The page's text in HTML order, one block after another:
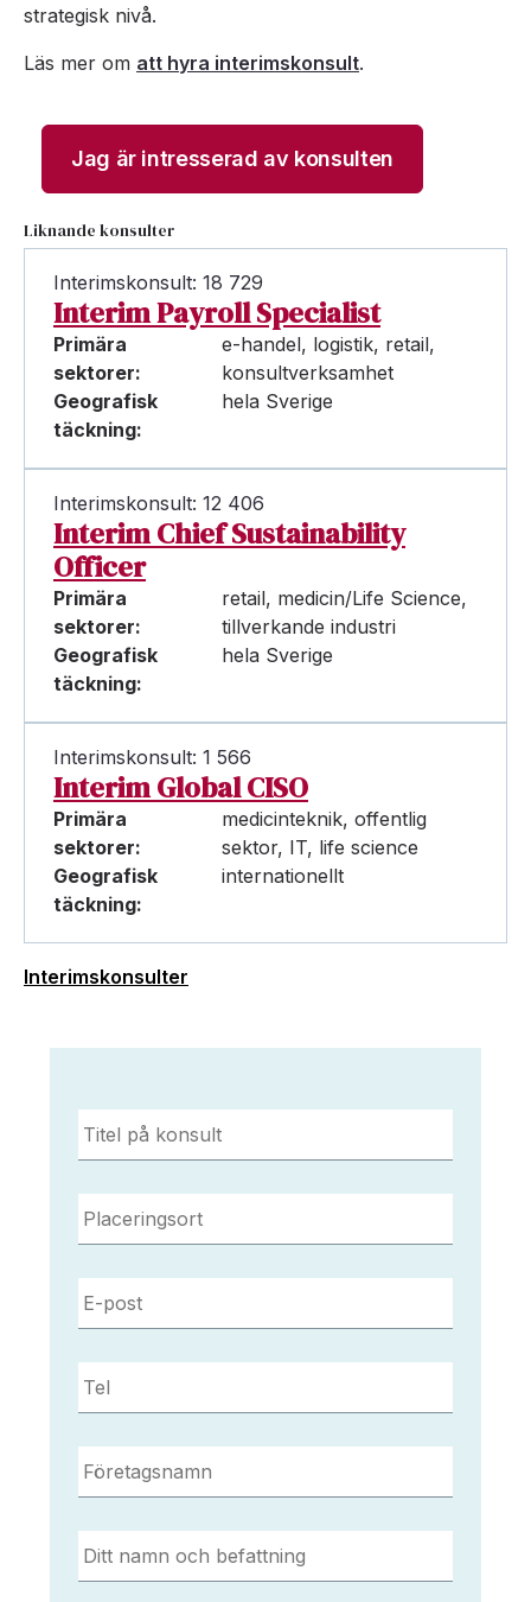
strategisk nivå.
Läs mer om att hyra interimskonsult.
Jag är intresserad av konsulten
Liknande konsulter
Interimskonsult: 18 729
Interim Payroll Specialist
Primära
sektorer:
e-handel, logistik, retail,
konsultverksamhet
Geografisk
täckning:
hela Sverige
Interimskonsult: 12 406
Interim Chief Sustainability
Officer
Primära
sektorer:
retail, medicin/Life Science,
tillverkande industri
Geografisk
täckning:
hela Sverige
Interimskonsult: 1 566
Interim Global CISO
Primära
sektorer:
medicinteknik, offentlig
sektor, IT, life science
Geografisk
täckning:
internationellt
Interimskonsulter
Titel
på
konsult *
Placeringsort *
E-
post *
Tel *
Företagsnamn *
Ditt
namn
och